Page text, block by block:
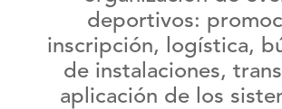
deportivos:
inscripción, logística,
de instalaciones,
aplicación de los